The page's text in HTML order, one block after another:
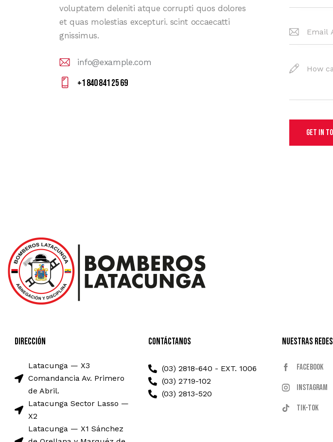
voluptatem deleniti atque corrupti quos dolores
et quas molestias excepturi. scint occaecatti
gnissimus.
E-
m
info@example.com
+1 840 841 25 69
Dirección
Latacunga — X3
Comandancia Av. Primero
de Abril.
Latacunga Sector Lasso —
X2
Latacunga — X1 Sánchez
Contáctanos
(03) 2818-640 - EXT. 1006
(03) 2719-102
(03) 2813-520
Nuestras Redes
Facebook
Instagram
Tik-tok